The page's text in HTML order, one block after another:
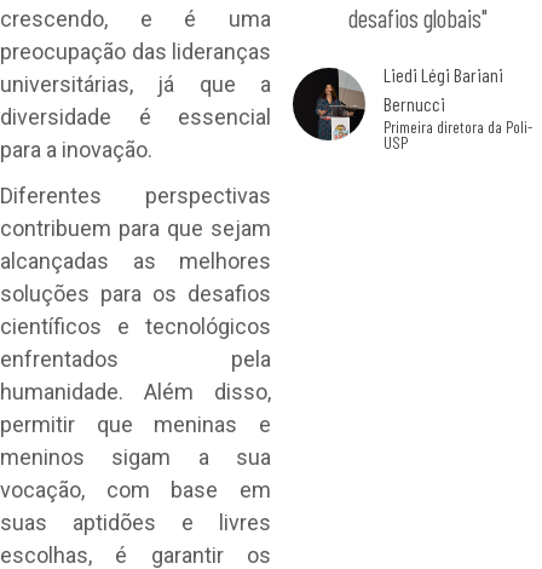
crescendo, e é uma
preocupação das lideranças
universitárias, já que a
diversidade é essencial
para a inovação.
Diferentes perspectivas
contribuem para que sejam
alcançadas as melhores
soluções para os desafios
científicos e tecnológicos
enfrentados pela
humanidade. Além disso,
permitir que meninas e
meninos sigam a sua
vocação, com base em
suas aptidões e livres
escolhas, é garantir os
desafios globais"
Liedi Légi Bariani
Bernucci
Primeira diretora da Poli-
USP